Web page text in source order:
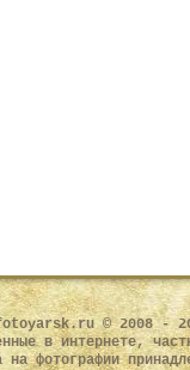
© 2008 -
в интернете,
на фотографии